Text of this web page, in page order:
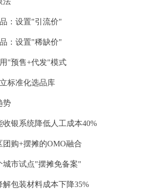
：设置"引流价"
：设置"稀缺价"
"预售+代发"模式
标准化选品库
势
收银系统降低人工成本40%
团购+摆摊的OMO融合
城市试点"摆摊免备案"
解包装材料成本下降35%